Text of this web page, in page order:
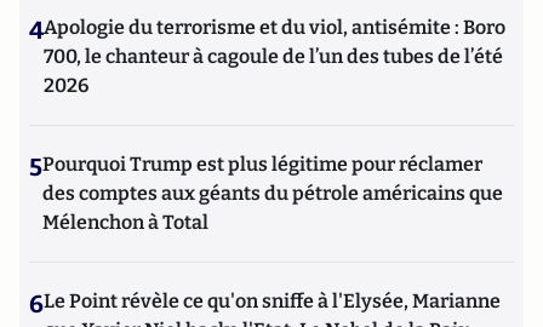
4Apologie du terrorisme et du viol, antisémite : Boro
700, le chanteur à cagoule de l’un des tubes de l’été
2026
5Pourquoi Trump est plus légitime pour réclamer
des comptes aux géants du pétrole américains que
Mélenchon à Total
6Le Point révèle ce qu'on sniffe à l'Elysée, Marianne